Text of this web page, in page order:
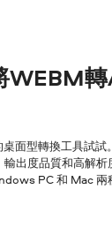
面型轉換工具試
出度品質和高解
PC 和 Mac